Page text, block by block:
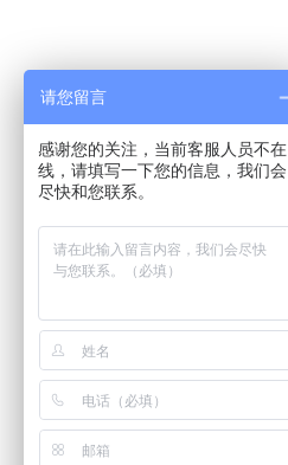
请您留言
感谢您的关注，当前客服人员不在
线，请填写一下您的信息，我们会
尽快和您联系。